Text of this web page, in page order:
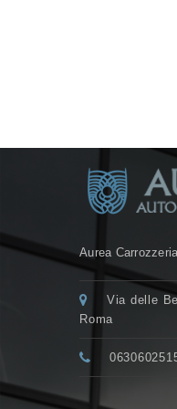
Bottom
Aurea
Via delle
Roma